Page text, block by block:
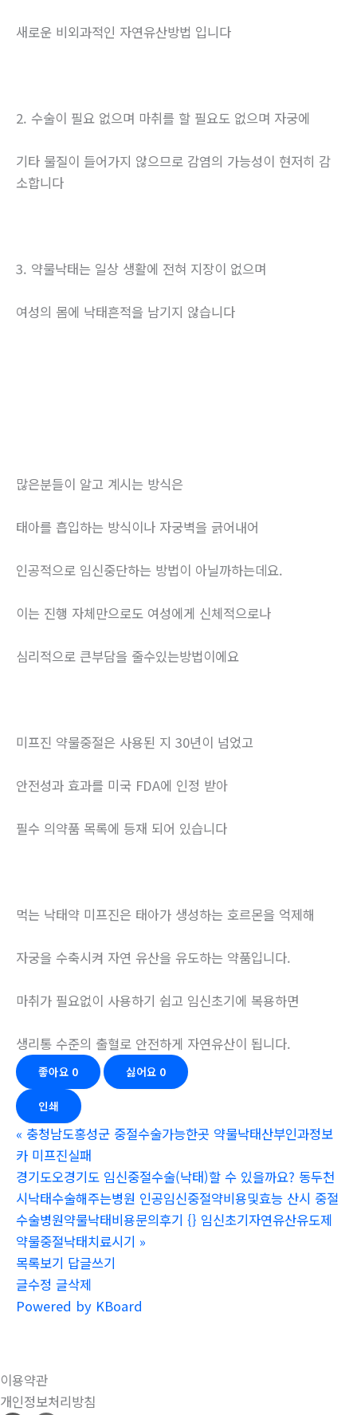
새로운 비외과적인 자연유산방법 입니다
2. 수술이 필요 없으며 마취를 할 필요도 없으며 자궁에
기타 물질이 들어가지 않으므로 감염의 가능성이 현저히 감
소합니다
3. 약물낙태는 일상 생활에 전혀 지장이 없으며
여성의 몸에 낙태흔적을 남기지 않습니다
많은분들이 알고 계시는 방식은
태아를 흡입하는 방식이나 자궁벽을 긁어내어
인공적으로 임신중단하는 방법이 아닐까하는데요.
이는 진행 자체만으로도 여성에게 신체적으로나
심리적으로 큰부담을 줄수있는방법이에요
미프진 약물중절은 사용된 지 30년이 넘었고
안전성과 효과를 미국 FDA에 인정 받아
필수 의약품 목록에 등재 되어 있습니다
먹는 낙태약 미프진은 태아가 생성하는 호르몬을 억제해
자궁을 수축시켜 자연 유산을 유도하는 약품입니다.
마취가 필요없이 사용하기 쉽고 임신초기에 복용하면
생리통 수준의 출혈로 안전하게 자연유산이 됩니다.
좋아요 0 싫어요 0
인쇄
« 충청남도홍성군 중절수술가능한곳 약물낙태산부인과정보
카 미프진실패
경기도오경기도 임신중절수술(낙태)할 수 있을까요? 동두천
시낙태수술해주는병원 인공임신중절약비용및효능 산시 중절
수술병원약물낙태비용문의후기 {} 임신초기자연유산유도제
약물중절낙태치료시기 »
목록보기 답글쓰기
글수정 글삭제
Powered by KBoard
이용약관
개인정보처리방침